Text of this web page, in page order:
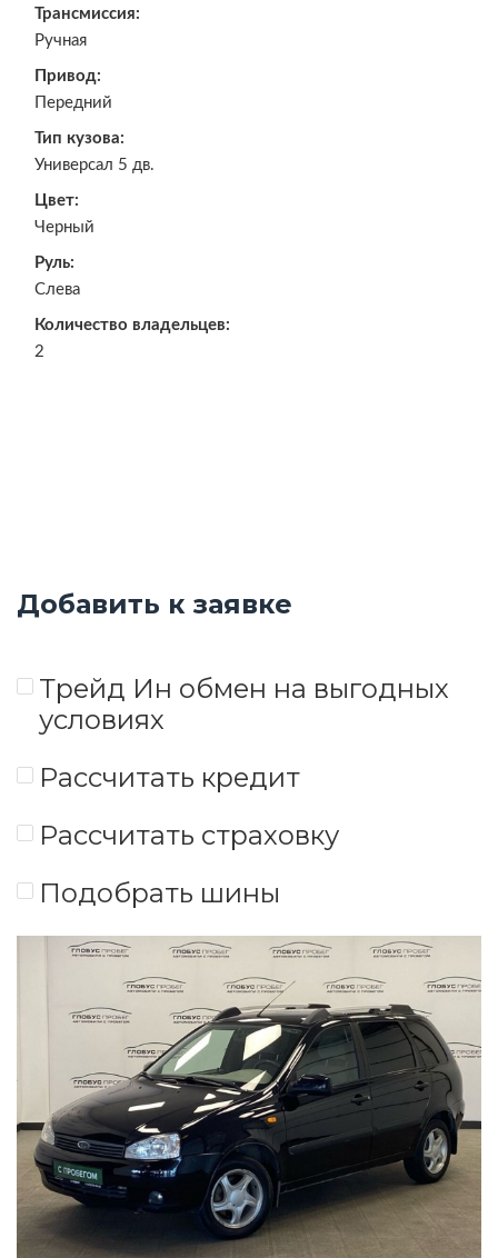
Трансмиссия:
Ручная
Привод:
Передний
Тип кузова:
Универсал 5 дв.
Цвет:
Черный
Руль:
Слева
Количество владельцев:
2
Добавить к заявке
Трейд Ин обмен на выгодных
условиях
Рассчитать кредит
Рассчитать страховку
Подобрать шины